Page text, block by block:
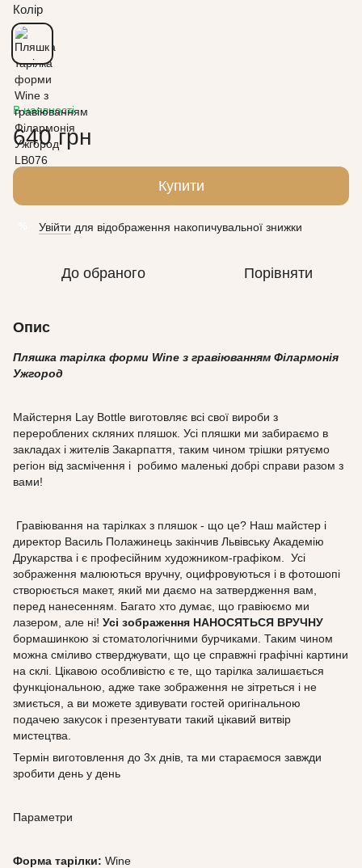
Колір
В наявності
640 грн
Купити
Увійти для відображення накопичувальної знижки
До обраного Порівняти
Опис
Пляшка тарілка форми Wine з гравіюванням Філармонія
Ужгород
Майстерня Lay Bottle виготовляє всі свої вироби з
перероблених скляних пляшок. Усі пляшки ми забираємо в
закладах і жителів Закарпаття, таким чином трішки рятуємо
регіон від засмічення і робимо маленькі добрі справи разом з
вами!
Гравіювання на тарілках з пляшок - що це? Наш майстер і
директор Василь Полажинець закінчив Львівську Академію
Друкарства і є професійним художником-графіком. Усі
зображення малюються вручну, оцифровуються і в фотошопі
створюється макет, який ми даємо на затвердження вам,
перед нанесенням. Багато хто думає, що гравіюємо ми
лазером, але ні! Усі зображення НАНОСЯТЬСЯ ВРУЧНУ
бормашинкою зі стоматологічними бурчиками. Таким чином
можна сміливо стверджувати, що це справжні графічні картини
на склі. Цікавою особливістю є те, що тарілка залишається
функціональною, адже таке зображення не зітреться і не
змиється, а ви можете здивувати гостей оригінальною
подачею закусок і презентувати такий цікавий витвір
мистецтва.
Термін виготовлення до 3х днів, та ми стараємося завжди
зробити день у день
Параметри
Форма тарілки: Wine